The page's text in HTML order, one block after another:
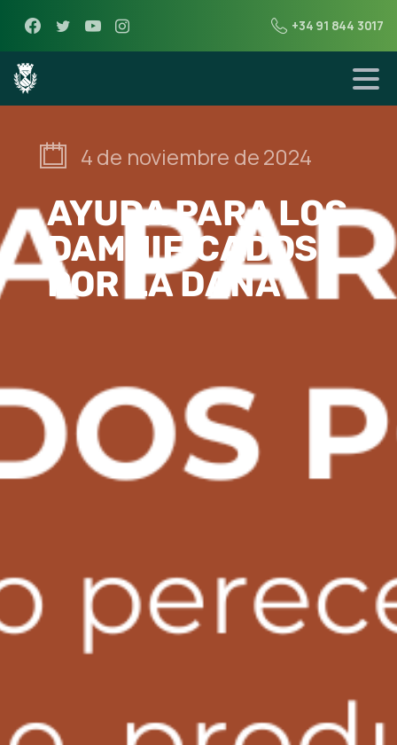
+34 91 844 3017
4 de noviembre de 2024
AYUDA PARA LOS
DAMNIFICADOS
POR LA DANA